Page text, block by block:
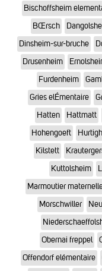
Bischoffsheim
BŒrsch
Dinsheim-sur-bruche
Drusenheim
Furdenheim
Gries elÉmentaire
Hatten
Hattmatt
Hohengoeft
Kilstett
Kuttolsheim
Marmoutier
Morschwiller
Obernai freppel
Offendorf elémentaire